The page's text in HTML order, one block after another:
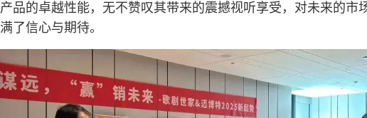
产品的卓越性能，无不赞叹其带来的震撼视听享受，对未来的市
满了信心与期待。